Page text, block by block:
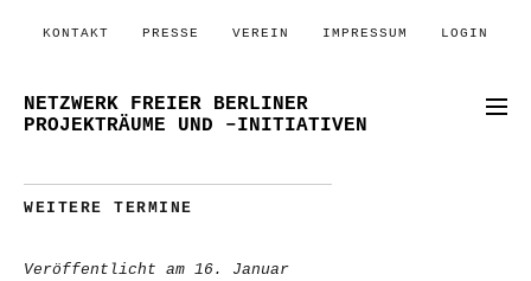
KONTAKT PRESSE VEREIN IMPRESSUM LOGIN
NETZWERK FREIER BERLINER
PROJEKTRÄUME UND –INITIATIVEN
WEITERE TERMINE
Veröffentlicht am 16. Januar